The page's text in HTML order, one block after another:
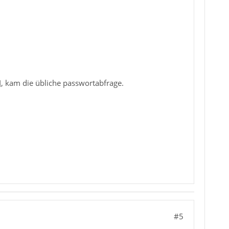
die übliche passwortabfrage.
#5